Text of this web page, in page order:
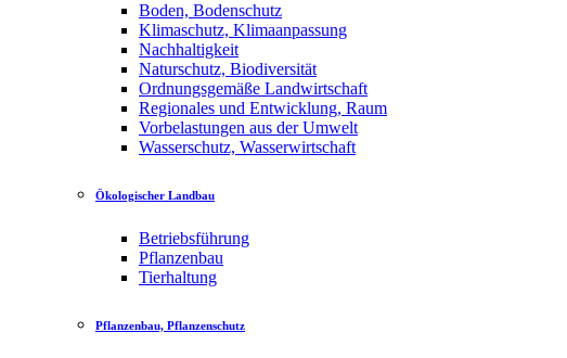
Boden, Bodenschutz
Klimaschutz, Klimaanpassung
Nachhaltigkeit
Naturschutz, Biodiversität
Ordnungsgemäße Landwirtschaft
Regionales und Entwicklung, Raum
Vorbelastungen aus der Umwelt
Wasserschutz, Wasserwirtschaft
Ökologischer Landbau
Betriebsführung
Pflanzenbau
Tierhaltung
Pflanzenbau, Pflanzenschutz